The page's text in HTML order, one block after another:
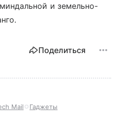
и земельно-
Поделиться
Mail Гаджеты